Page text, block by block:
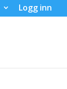
Logg inn